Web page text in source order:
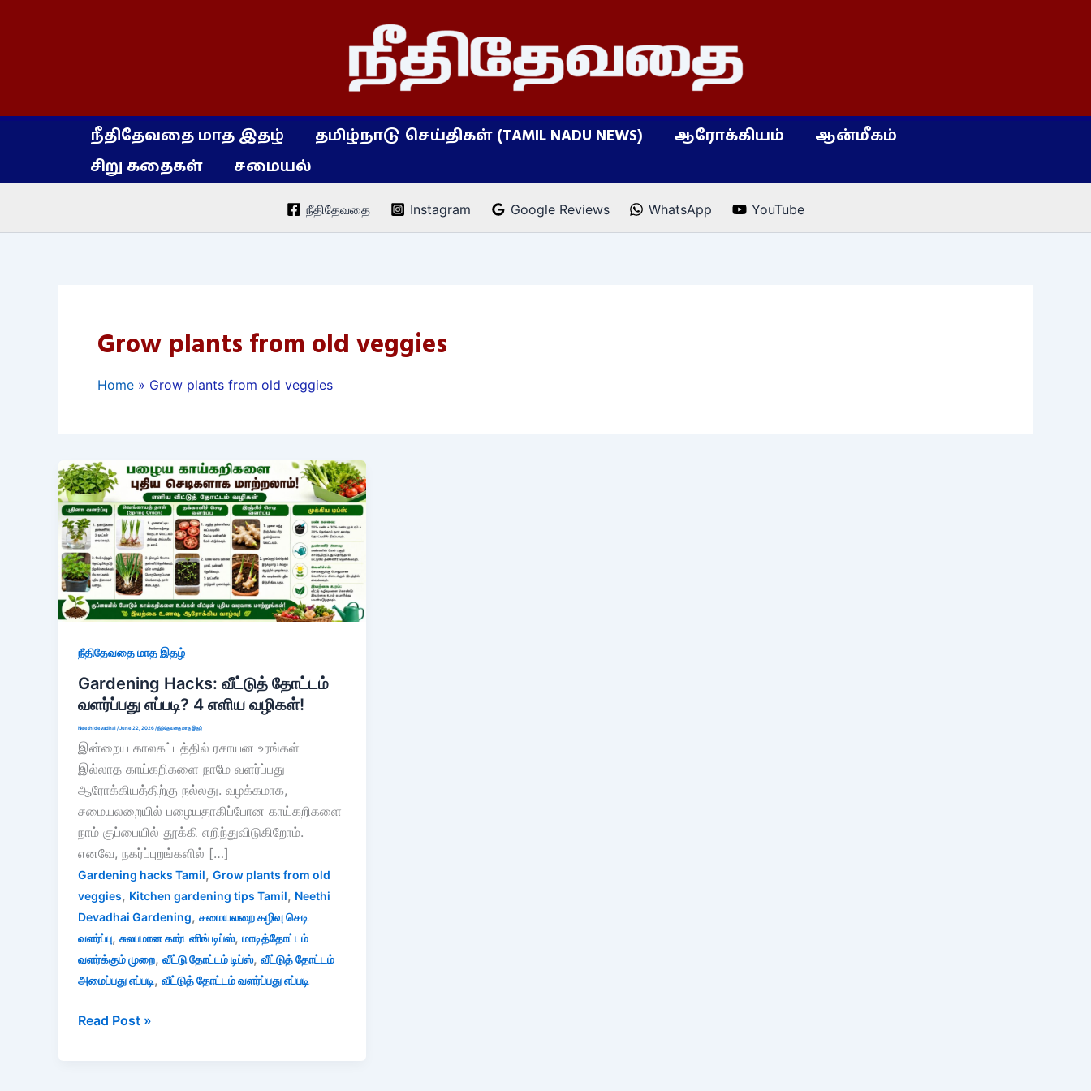
நீதிதேவதை மாத இதழ் தமிழ்நாடு செய்திகள் (TAMIL NADU NEWS) ஆரோக்கியம்
ஆன்மீகம்
சிறு கதைகள்
சமையல்
நீதிதேவதை Instagram Google Reviews WhatsApp YouTube
Grow plants from old veggies
Home Grow plants from old veggies
நீதிதேவதை மாத இதழ்
Gardening Hacks: வீட்டுத் தோட்டம்
வளர்ப்பது எப்படி? 4 எளிய வழிகள்!
Neethidevadhai/June 22, 2026/நீதிதேவதை மாத இதழ்
இன்றைய காலகட்டத்தில் ரசாயன உரங்கள்
இல்லாத காய்கறிகளை நாமே வளர்ப்பது
ஆரோக்கியத்திற்கு நல்லது. வழக்கமாக,
சமையலறையில் பழையதாகிப்போன காய்கறிகளை
நாம் குப்பையில் தூக்கி எறிந்துவிடுகிறோம்.
எனவே, நகர்ப்புறங்களில் […]
Gardening hacks Tamil, Grow plants from old
veggies, Kitchen gardening tips Tamil, Neethi
Devadhai Gardening, சமையலறை கழிவு செடி
வளர்ப்பு, சுலபமான கார்டனிங் டிப்ஸ், மாடித்தோட்டம்
வளர்க்கும் முறை, வீட்டு தோட்டம் டிப்ஸ், வீட்டுத் தோட்டம்
அமைப்பது எப்படி, வீட்டுத் தோட்டம் வளர்ப்பது எப்படி
Gardening
Read Post »